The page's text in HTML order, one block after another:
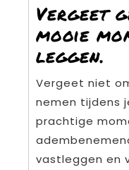
Vergeet
mooie
leggen.
Vergeet niet
nemen tijdens
prachtige
vastleggen en